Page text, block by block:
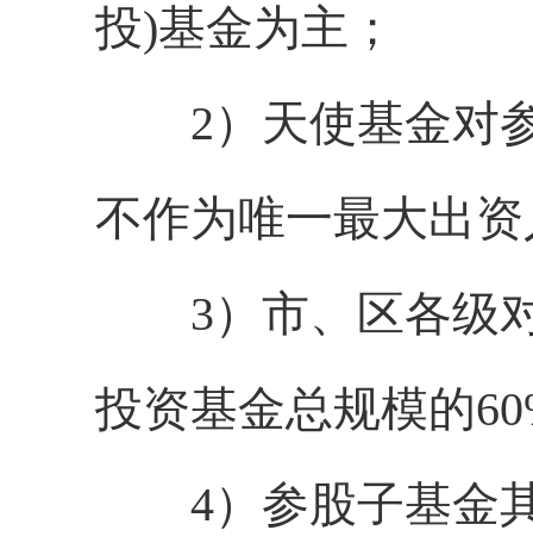
投)基金为主；
2）天使基金对参
不作为唯一最大出
3）市、区各级对
投资基金总规模的
4）参股子基金其